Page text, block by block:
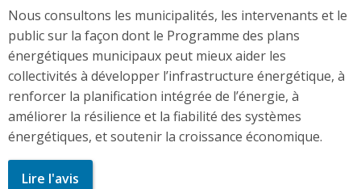
Nous consultons les municipalités, les intervenants et le
public sur la façon dont le Programme des plans
énergétiques municipaux peut mieux aider les
collectivités à développer l’infrastructure énergétique, à
renforcer la planification intégrée de l’énergie, à
améliorer la résilience et la fiabilité des systèmes
énergétiques, et soutenir la croissance économique.
Lire l'avis